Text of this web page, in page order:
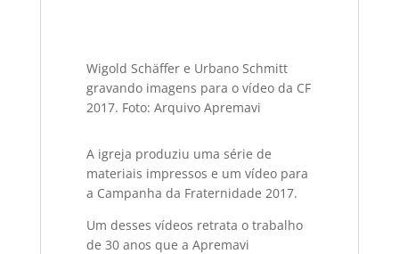
Wigold Schäffer e Urbano Schmitt
gravando imagens para o vídeo da CF
2017. Foto: Arquivo Apremavi
A igreja produziu uma série de
materiais impressos e um vídeo para
a Campanha da Fraternidade 2017.
Um desses vídeos retrata o trabalho
de 30 anos que a Apremavi